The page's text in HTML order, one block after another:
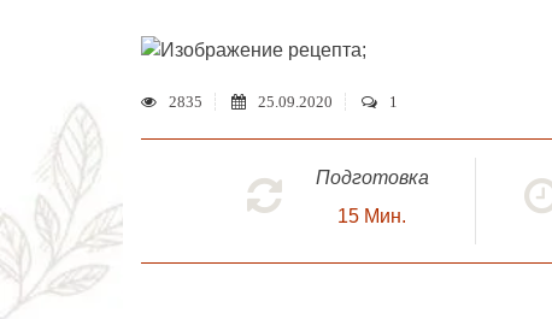
;
2835 25.09.2020 1
Подготовка
15 Мин.